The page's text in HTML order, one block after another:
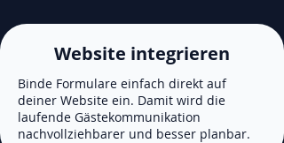
Website integrieren
Binde Formulare einfach direkt auf
deiner Website ein. Damit wird die
laufende Gästekommunikation
nachvollziehbarer und besser planbar.